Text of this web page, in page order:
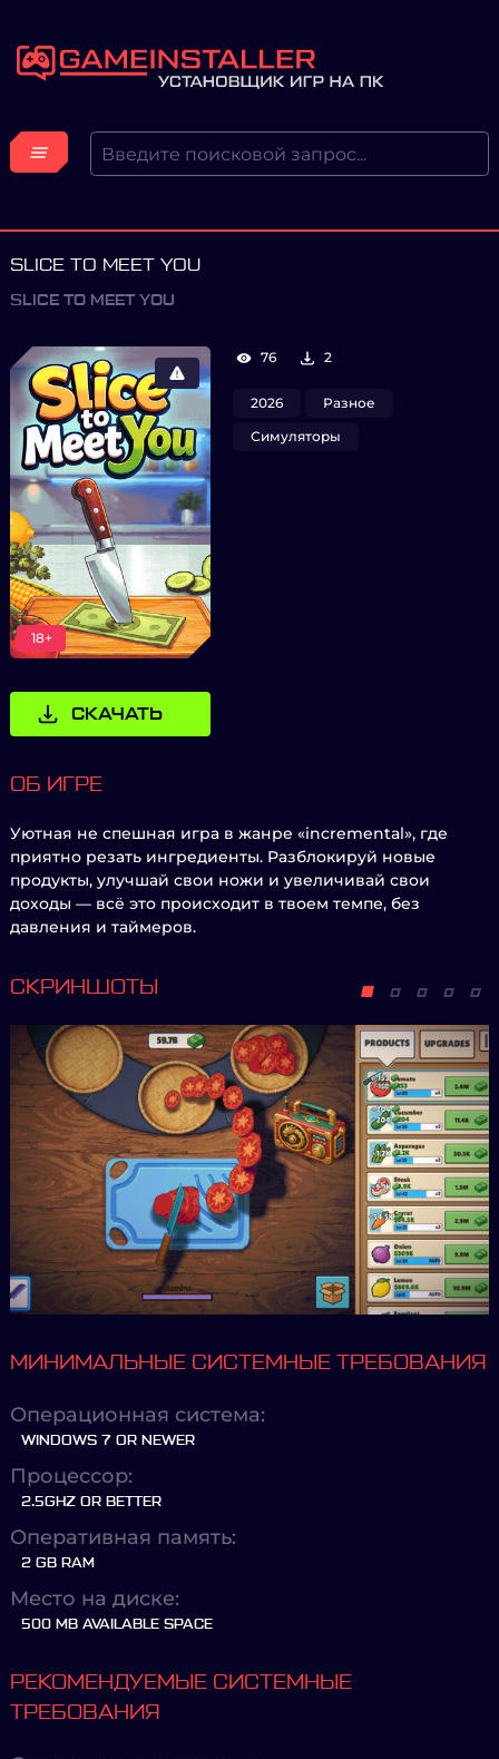
SLICE TO MEET YOU
SLICE TO MEET YOU
18+
СКАЧАТЬ
76 2
2026
Разное
Симуляторы
ОБ ИГРЕ
Уютная не спешная игра в жанре «incremental», где
приятно резать ингредиенты. Разблокируй новые
продукты, улучшай свои ножи и увеличивай свои
доходы — всё это происходит в твоем темпе, без
давления и таймеров.
СКРИНШОТЫ
МИНИМАЛЬНЫЕ СИСТЕМНЫЕ ТРЕБОВАНИЯ
Операционная система:
WINDOWS 7 OR NEWER
Процессор:
2.5GHZ OR BETTER
Оперативная память:
2 GB RAM
Место на диске:
500 MB AVAILABLE SPACE
РЕКОМЕНДУЕМЫЕ СИСТЕМНЫЕ
ТРЕБОВАНИЯ